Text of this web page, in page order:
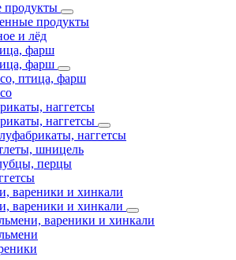
продукты
продукты
и лёд
фарш
фарш
птица, фарш
наггетсы
наггетсы
наггетсы
шницель
перцы
вареники и хинкали
вареники и хинкали
вареники и хинкали